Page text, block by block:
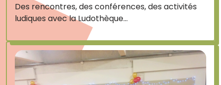
Des rencontres, des conférences, des activités
ludiques avec la Ludothèque…